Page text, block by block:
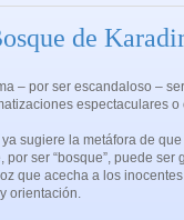
de
– por ser escandaloso –
espectaculares o
ya sugiere la metáfora de
por ser “bosque”, puede ser
que acecha a los
orientación.